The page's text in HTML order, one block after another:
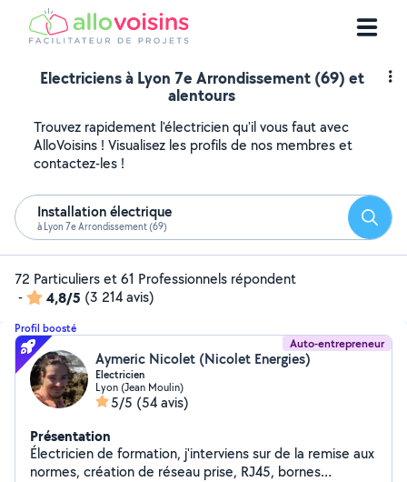
Electriciens à Lyon 7e Arrondissement (69) et
alentours
Trouvez rapidement l'électricien qu'il vous faut avec
AlloVoisins ! Visualisez les profils de nos membres et
contactez-les !
Installation électrique
à Lyon 7e Arrondissement (69)
72 Particuliers et 61 Professionnels répondent
-
4,8/5 (3 214 avis)
Profil boosté
Auto-entrepreneur
Aymeric Nicolet (Nicolet Energies)
Electricien
Lyon (Jean Moulin)
5/5 (54 avis)
Présentation
Électricien de formation, j'interviens sur de la remise aux
normes, création de réseau prise, RJ45, bornes